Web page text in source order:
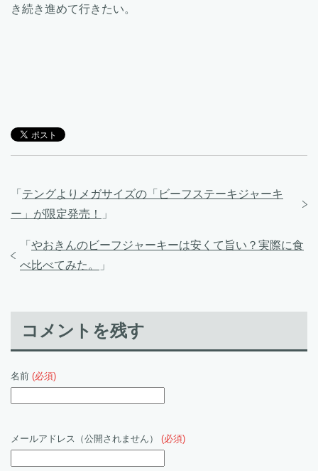
き続き進めて行きたい。
「 テングよりメガサイズの「ビーフステーキジャーキ
ー」が限定発売！
」
「 やおきんのビーフジャーキーは安くて旨い？実際に食
べ比べてみた。
」
コメントを残す
名前 (必須)
メールアドレス（公開されません） (必須)